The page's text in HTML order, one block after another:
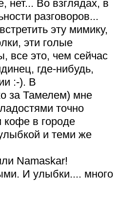
нет... Во взглядах, в
разговоров...
эту мимику,
эти голые
все это, чем сейчас
где-нибудь,
:-). В
за Тамелем) мне
точно
кофе в городе
и теми же
Namaskar!
И улыбки.... много